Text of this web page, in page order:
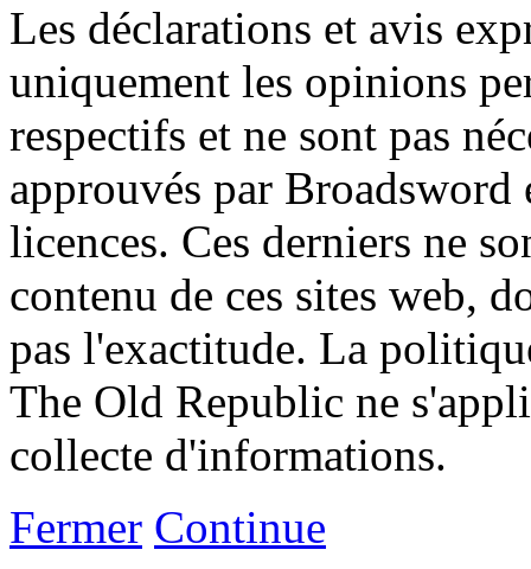
Les déclarations et avis
uniquement les opinions
respectifs et ne sont pas
approuvés par
licences. Ces derniers ne
contenu de ces sites web,
pas l'exactitude. La
The Old Republic ne
collecte d'informations.
Fermer Continue